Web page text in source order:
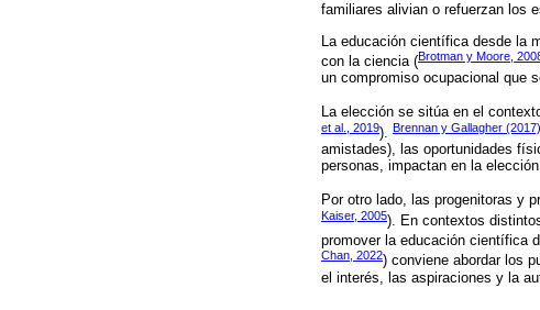
familiares alivian o refuerzan los
La educación científica desde la
con la ciencia (Brotman y Moore,
un compromiso ocupacional que
La elección se sitúa en el
et al., 2019). Brennan y Gallagher (2017)
amistades), las oportunidades
personas, impactan en la
Por otro lado, las progenitoras y
Kaiser, 2005). En contextos
promover la educación científica
Chan, 2022) conviene abordar los
el interés, las aspiraciones y la